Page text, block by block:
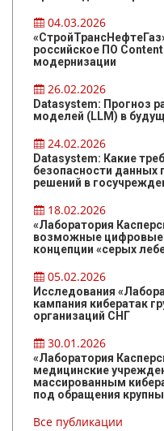
04.03.2026
российское ПО
модернизации
26.02.2026
Datasystem: Прогноз
моделей (LLM) в
24.02.2026
Datasystem: Какие
безопасности данных
решений в
18.02.2026
«Лаборатория
возможные цифровые
концепции «серых
05.02.2026
Исследования
кампания кибератак
организаций СНГ
30.01.2026
«Лаборатория
медицинские
массированным
под обращения
Все публикации